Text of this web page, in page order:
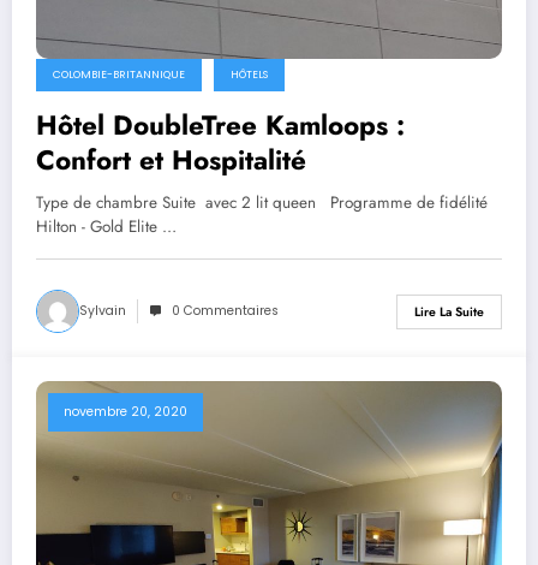
COLOMBIE-BRITANNIQUE HÔTELS
Hôtel DoubleTree Kamloops :
Confort et Hospitalité
Type de chambre Suite avec 2 lit queen Programme de fidélité
Hilton - Gold Elite …
Sylvain 0 Commentaires Lire La Suite
novembre 20, 2020